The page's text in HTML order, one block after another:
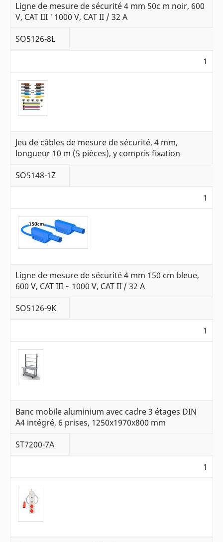
Ligne de mesure de sécurité 4 mm 50c m noir, 600
V, CAT III ' 1000 V, CAT II / 32 A
SO5126-8L
1
Jeu de câbles de mesure de sécurité, 4 mm,
longueur 10 m (5 pièces), y compris fixation
SO5148-1Z
1
Ligne de mesure de sécurité 4 mm 150 cm bleue,
600 V, CAT III ~ 1000 V, CAT II / 32 A
SO5126-9K
1
Banc mobile aluminium avec cadre 3 étages DIN
A4 intégré, 6 prises, 1250x1970x800 mm
ST7200-7A
1